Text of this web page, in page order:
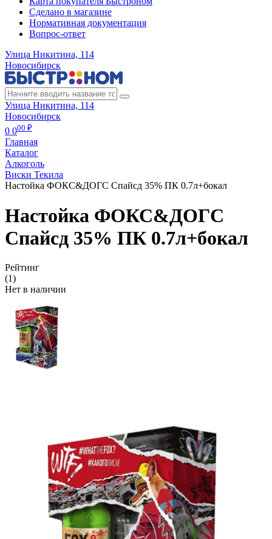
Сделано в магазине
Нормативная документация
Вопрос-ответ
Улица Никитина, 114
Новосибирск
Улица Никитина, 114
Новосибирск
0 000 ₽
Главная
Каталог
Алкоголь
Виски Текила
Настойка ФОКС&ДОГС Спайсд 35% ПК 0.7л+бокал
Настойка ФОКС&ДОГС
Спайсд 35% ПК 0.7л+бокал
Рейтинг
(1)
Нет в наличии